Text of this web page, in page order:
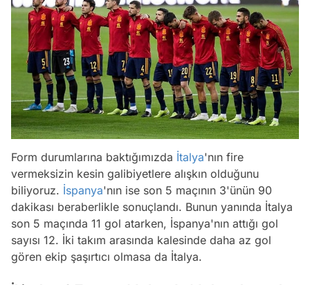
Form durumlarına baktığımızda İtalya'nın fire
vermeksizin kesin galibiyetlere alışkın olduğunu
biliyoruz. İspanya'nın ise son 5 maçının 3'ünün 90
dakikası beraberlikle sonuçlandı. Bunun yanında İtalya
son 5 maçında 11 gol atarken, İspanya'nın attığı gol
sayısı 12. İki takım arasında kalesinde daha az gol
gören ekip şaşırtıcı olmasa da İtalya.